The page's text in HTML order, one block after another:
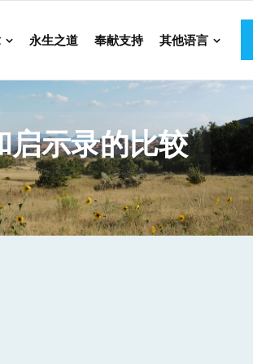
永生之道 奉献支持 其他语言
启示录的比较